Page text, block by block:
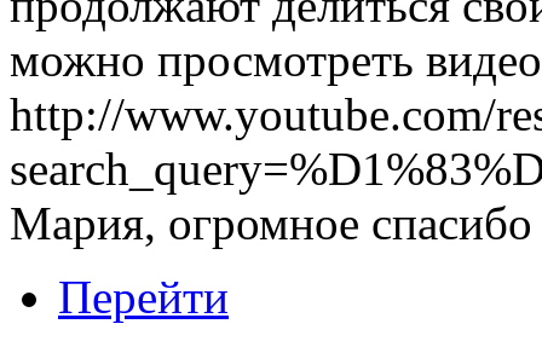
можно просмотреть
http://www.youtube.com/
Мария, огромное
Перейти